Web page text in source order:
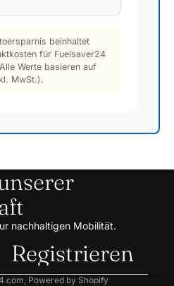
beinhaltet
für Fuelsaver24
Werte basieren auf
MwSt.).
nachhaltigen Mobilität.
Registrieren
, Powered by Shopify